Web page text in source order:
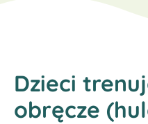
Dzieci
obręcze